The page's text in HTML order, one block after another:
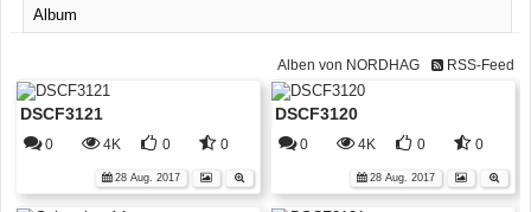
Album
Alben von NORDHAG RSS-Feed
DSCF3121
0 4K 0 0
28 Aug. 2017
DSCF3120
0 4K 0 0
28 Aug. 2017